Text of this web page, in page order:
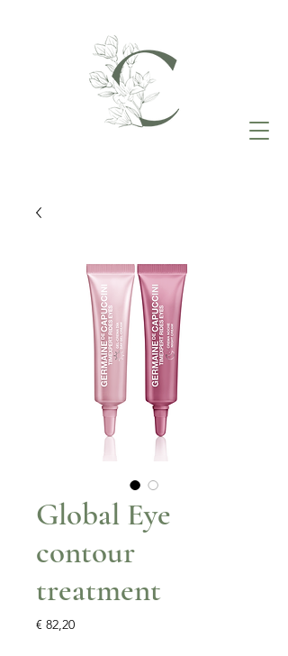
Global Eye
contour
treatment
€ 82,20Prijs